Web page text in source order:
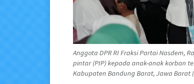
Anggota DPR RI Fraksi Partai Nasdem,
pintar (PIP) kepada anak-anak korban
Kabupaten Bandung Barat, Jawa Barat